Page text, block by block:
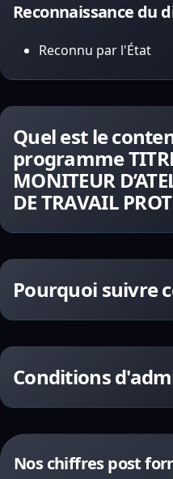
Reconnaissance du
Reconnu par l'État
Quel est le
programme
MONITEUR
DE TRAVAIL
Pourquoi suivre
Conditions
Nos chiffres post